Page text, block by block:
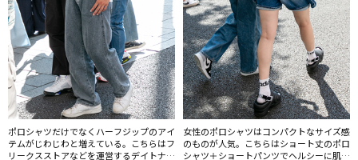
ポロシャツだけでなくハーフジップのアイ
テムがじわじわと増えている。こちらはフ
リークスストアなどを運営するデイトナ・
女性のポロシャツはコンパクトなサイズ感
のものが人気。こちらはショート丈のポロ
シャツ＋ショートパンツでヘルシーに肌見